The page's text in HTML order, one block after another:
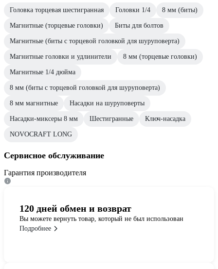
Головка торцевая шестигранная Головки 1/4 8 мм (биты)
Магнитные (торцевые головки) Биты для болтов
Магнитные (биты с торцевой головкой для шуруповерта)
Магнитные головки и удлинители 8 мм (торцевые головки)
Магнитные 1/4 дюйма
8 мм (биты с торцевой головкой для шуруповерта)
8 мм магнитные Насадки на шуруповерты
Насадки-миксеры 8 мм Шестигранные Ключ-насадка
NOVOCRAFT LONG
Сервисное обслуживание
Гарантия производителя
120 дней обмен и возврат
Вы можете вернуть товар, который не был использован
Подробнее